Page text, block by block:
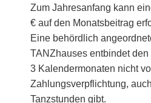
Zum Jahresanfang kann
€ auf den Monatsbeitrag
Eine behördlich
TANZhauses entbindet
3 Kalendermonaten nicht
Zahlungsverpflichtung,
Tanzstunden gibt.